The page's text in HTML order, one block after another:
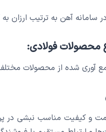
سامانه آهن به ترتیب ارزان
محصولات فولادی:
شده از محصولات مختلف
و کیفیت مناسب نبشی در